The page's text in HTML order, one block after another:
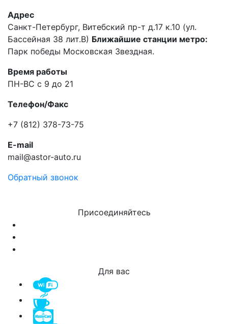
Адрес
Санкт-Петербург, Витебский пр-т д.17 к.10 (ул.
Бассейная 38 лит.В) Ближайшие станции метро:
Парк победы Московская Звездная.
Время работы
ПН-ВС с 9 до 21
Телефон/Факс
+7 (812) 378-73-75
E-mail
mail@astor-auto.ru
Обратный звонок
Присоединяйтесь
Для вас